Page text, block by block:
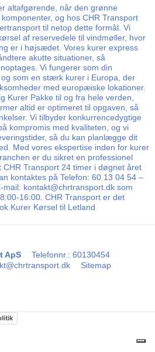
altafgørende, når den grønne
og hos CHR Transport
til netop dette formål. Vi
af reservedele til vindmøller, hvor
er i højsædet. Vores kurer express
akutte situationer, så
Vi fungerer som din
som en stærk kurer i Europa, der
med europæiske lokationer.
Kurer Pakke til og fra hele verden,
altid er optimeret til opgaven, så
Vi tilbyder konkurrencedygtige
kompromis med kvaliteten, og vi
så du kan planlægge dit
Med vores ekspertise inden for kurer
er du sikret en professionel
Transport 24 timer i døgnet året
kontaktes på Telefon: 60 13 04 54 –
kontakt@chrtransport.dk som
16:00. CHR Transport er det
Kurer Kørsel til Letland
ApS Telefonnr.: 60130454
Sitemap